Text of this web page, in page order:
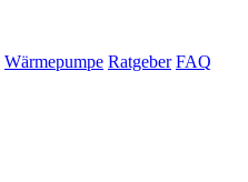
Wärmepumpe Ratgeber FAQ